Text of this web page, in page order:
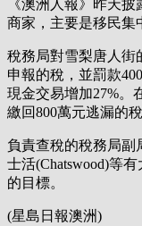
《澳洲人報》昨天
商家，主要是移民集
稅務局對雪梨唐人街
申報的稅，並罰款
現金交易增加27%。
繳回800萬元逃漏的
負責查稅的稅務局副
士活(Chatswood)等
的目標。
(星島日報澳洲)